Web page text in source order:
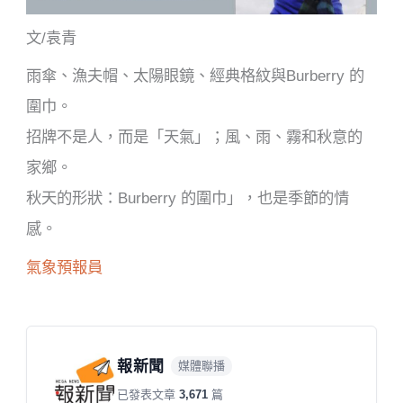
文/袁青
雨傘、漁夫帽、太陽眼鏡、經典格紋與Burberry 的
圍巾。
招牌不是人，而是「天氣」；風、雨、霧和秋意的
家鄉。
秋天的形狀：Burberry 的圍巾」，也是季節的情
感。
氣象預報員
報新聞 媒體聯播
已發表文章3,671 篇